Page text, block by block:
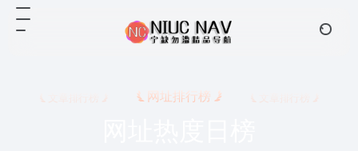
网址排行榜